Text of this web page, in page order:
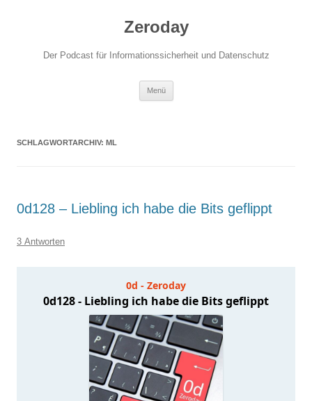
Zeroday
Der Podcast für Informationssicherheit und Datenschutz
Menü
SCHLAGWORTARCHIV: ML
0d128 – Liebling ich habe die Bits geflippt
3 Antworten